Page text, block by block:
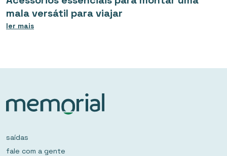
mala versátil para viajar
ler mais
saídas
fale com a gente